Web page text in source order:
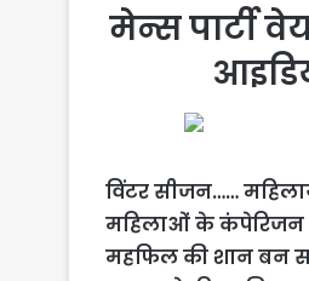
मेन्स पार्टी
विंटर सीजन……
महिलाओं के कंपेरिजन
महफिल की शान बन